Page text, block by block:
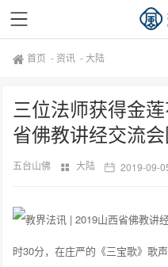
首页 - 资讯 -大陆
三位法师获得金
省佛教讲经交流
五台山佛 大陆 2019-09-
时30分，在庄严的《三宝歌》歌